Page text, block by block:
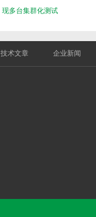
现多台集群化测试
技术文章 企业新闻